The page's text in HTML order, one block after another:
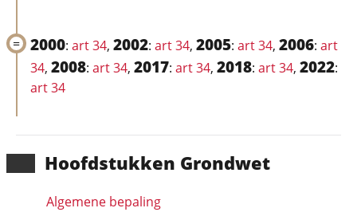
Hoofd­stukken Grondwet
Algemene bepaling
2000: art 34, 2002: art 34, 2005: art 34, 2006: art
34, 2008: art 34, 2017: art 34, 2018: art 34, 2022:
art 34